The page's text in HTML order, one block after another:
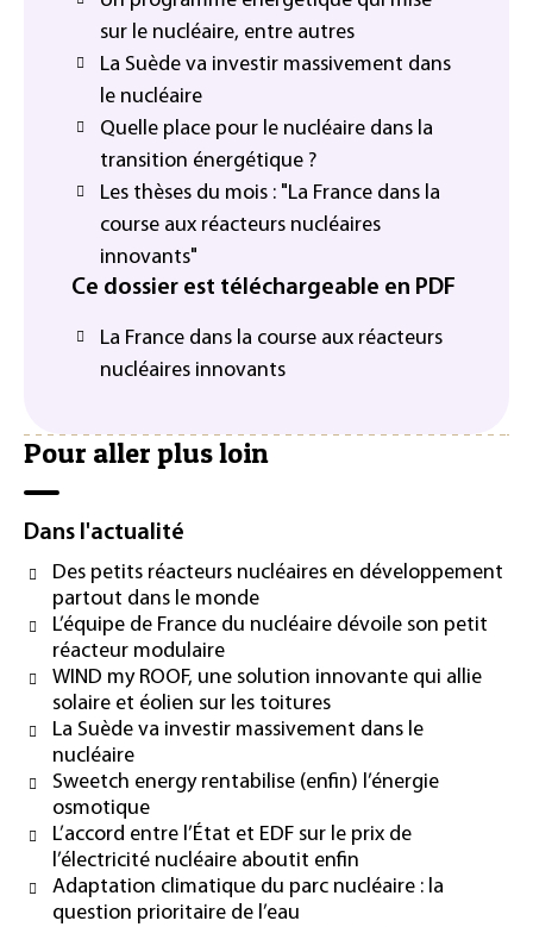
sur le nucléaire, entre autres
La Suède va investir massivement dans
le nucléaire
Quelle place pour le nucléaire dans la
transition énergétique ?
Les thèses du mois : "La France dans la
course aux réacteurs nucléaires
innovants"
Ce dossier est téléchargeable en PDF
La France dans la course aux réacteurs
nucléaires innovants
Pour aller plus loin
Dans l'actualité
Des petits réacteurs nucléaires en développement
partout dans le monde
L’équipe de France du nucléaire dévoile son petit
réacteur modulaire
WIND my ROOF, une solution innovante qui allie
solaire et éolien sur les toitures
La Suède va investir massivement dans le
nucléaire
Sweetch energy rentabilise (enfin) l’énergie
osmotique
L’accord entre l’État et EDF sur le prix de
l’électricité nucléaire aboutit enfin
Adaptation climatique du parc nucléaire : la
question prioritaire de l’eau